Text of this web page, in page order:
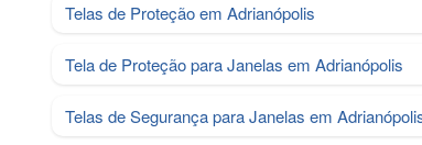
Telas de Proteção em Adrianópolis
Tela de Proteção para Janelas em Adrianópolis
Telas de Segurança para Janelas em